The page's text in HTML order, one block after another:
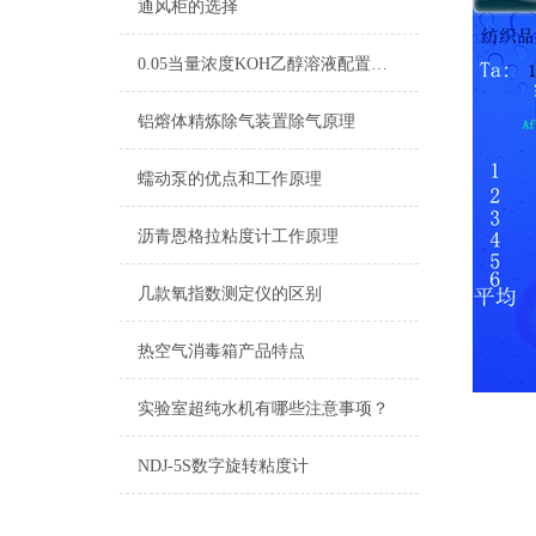
查看更多 >>
通风柜的选择
0.05当量浓度KOH乙醇溶液配置及标定
铝熔体精炼除气装置除气原理
蠕动泵的优点和工作原理
沥青恩格拉粘度计工作原理
几款氧指数测定仪的区别
热空气消毒箱产品特点
实验室超纯水机有哪些注意事项？
NDJ-5S数字旋转粘度计